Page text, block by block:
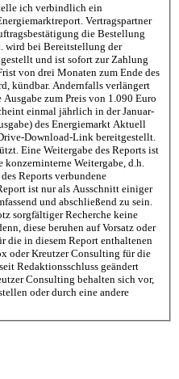
ich verbindlich ein
Vertragspartner
die Bestellung
wird bei Bereitstellung der
und ist sofort zur Zahlung
von drei Monaten zum Ende des
kündbar. Andernfalls verlängert
zum Preis von 1.090 Euro
einmal jährlich in der Januar-
des Energiemarkt Aktuell
Download-Link bereitgestellt.
Eine Weitergabe des Reports ist
Weitergabe, d.h.
Reports verbundene
ist nur als Ausschnitt einiger
und abschließend zu sein.
sorgfältiger Recherche keine
diese beruhen auf Vorsatz oder
die in diesem Report enthaltenen
oder Kreutzer Consulting für die
Redaktionsschluss geändert
Consulting behalten sich vor,
oder durch eine andere